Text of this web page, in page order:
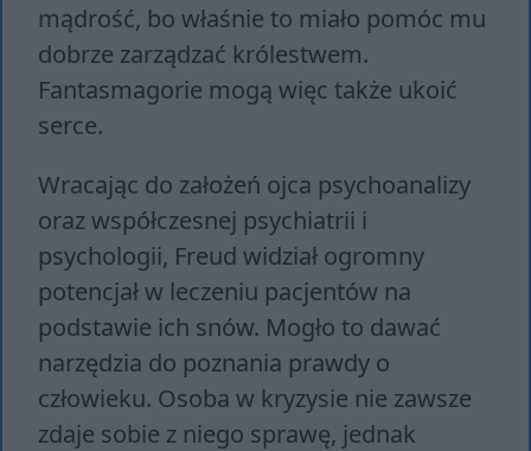
mądrość, bo właśnie to miało pomóc mu
dobrze zarządzać królestwem.
Fantasmagorie mogą więc także ukoić
serce.
Wracając do założeń ojca psychoanalizy
oraz współczesnej psychiatrii i
psychologii, Freud widział ogromny
potencjał w leczeniu pacjentów na
podstawie ich snów. Mogło to dawać
narzędzia do poznania prawdy o
człowieku. Osoba w kryzysie nie zawsze
zdaje sobie z niego sprawę, jednak